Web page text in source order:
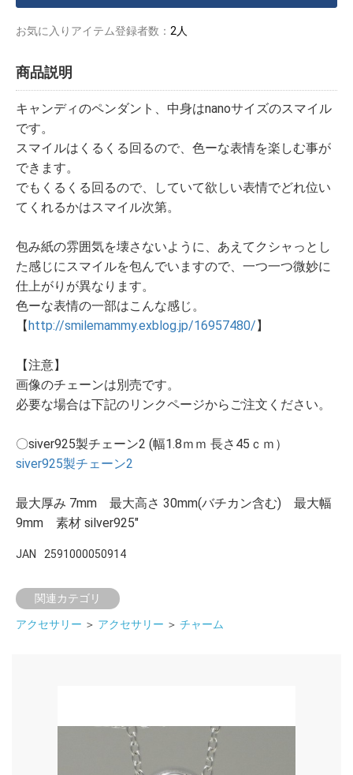
お気に入りアイテム登録者数： 2人
商品説明
キャンディのペンダント、中身はnanoサイズのスマイル
です。
スマイルはくるくる回るので、色ーな表情を楽しむ事が
できます。
でもくるくる回るので、していて欲しい表情でどれ位い
てくれるかはスマイル次第。
包み紙の雰囲気を壊さないように、あえてクシャっとし
た感じにスマイルを包んでいますので、一つ一つ微妙に
仕上がりが異なります。
色ーな表情の一部はこんな感じ。
【http://smilemammy.exblog.jp/16957480/】
【注意】
画像のチェーンは別売です。
必要な場合は下記のリンクページからご注文ください。
〇siver925製チェーン2 (幅1.8ｍｍ 長さ45ｃｍ）
siver925製チェーン2
最大厚み 7mm 最大高さ 30mm(バチカン含む) 最大幅
9mm 素材 silver925"
JAN 2591000050914
関連カテゴリ
アクセサリー ＞ アクセサリー ＞ チャーム
ーター
ッズ